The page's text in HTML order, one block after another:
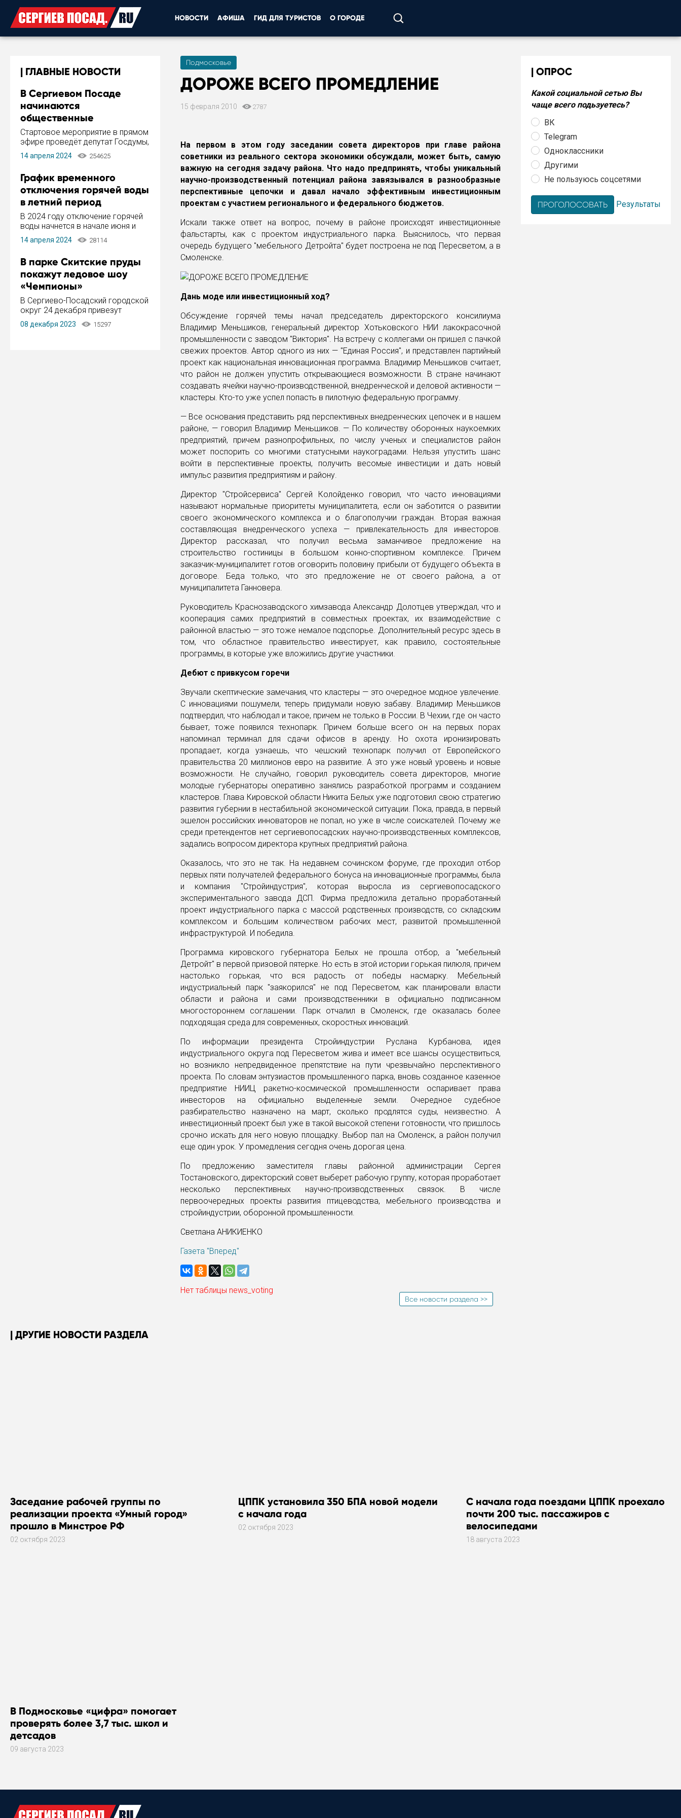
НОВОСТИ АФИША ГИД ДЛЯ ТУРИСТОВ О ГОРОДЕ
ГЛАВНЫЕ НОВОСТИ
В Сергиевом Посаде
начинаются
общественные
обсуждения Стратегии
развития города
Стартовое мероприятие в прямом
эфире проведёт депутат Госдумы,
инициатор и автор Концепции
развития Сергиева Посада и
Пахомов.
14 апреля 2024 254625
График временного
отключения горячей воды
в летний период
В 2024 году отключение горячей
воды начнется в начале июня и
завершится в конце августа.
Период отключения составит не
14 апреля 2024 28114
В парке Скитские пруды
покажут ледовое шоу
«Чемпионы»
В Сергиево-Посадский городской
округ 24 декабря привезут
ледовый тур «Чемпионы»
заслуженного мастера спорта,
08 декабря 2023 15297
Подмосковье
ДОРОЖЕ ВСЕГО ПРОМЕДЛЕНИЕ
15 февраля 2010 2787
На первом в этом году заседании совета директоров при главе района
советники из реального сектора экономики обсуждали, может быть, самую
важную на сегодня задачу района. Что надо предпринять, чтобы уникальный
научно-производственный потенциал района завязывался в разнообразные
перспективные цепочки и давал начало эффективным инвестиционным
проектам с участием регионального и федерального бюджетов.
Искали также ответ на вопрос, почему в районе происходят инвестиционные
фальстарты, как с проектом индустриального парка. Выяснилось, что первая
очередь будущего "мебельного Детройта" будет построена не под Пересветом, а в
Смоленске.
Дань моде или инвестиционный ход?
Обсуждение горячей темы начал председатель директорского консилиума
Владимир Меньшиков, генеральный директор Хотьковского НИИ лакокрасочной
промышленности с заводом "Виктория". На встречу с коллегами он пришел с пачкой
свежих проектов. Автор одного из них — "Единая Россия", и представлен партийный
проект как национальная инновационная программа. Владимир Меньшиков считает,
что район не должен упустить открывающиеся возможности. В стране начинают
создавать ячейки научно-производственной, внедренческой и деловой активности —
кластеры. Кто-то уже успел попасть в пилотную федеральную программу.
— Все основания представить ряд перспективных внедренческих цепочек и в нашем
районе, — говорил Владимир Меньшиков. — По количеству оборонных наукоемких
предприятий, причем разнопрофильных, по числу ученых и специалистов район
может поспорить со многими статусными наукоградами. Нельзя упустить шанс
войти в перспективные проекты, получить весомые инвестиции и дать новый
импульс развития предприятиям и району.
Директор "Стройсервиса" Сергей Колойденко говорил, что часто инновациями
называют нормальные приоритеты муниципалитета, если он заботится о развитии
своего экономического комплекса и о благополучии граждан. Вторая важная
составляющая внедренческого успеха — привлекательность для инвесторов.
Директор рассказал, что получил весьма заманчивое предложение на
строительство гостиницы в большом конно-спортивном комплексе. Причем
заказчик-муниципалитет готов оговорить половину прибыли от будущего объекта в
договоре. Беда только, что это предложение не от своего района, а от
муниципалитета Ганновера.
Руководитель Краснозаводского химзавода Александр Долотцев утверждал, что и
кооперация самих предприятий в совместных проектах, их взаимодействие с
районной властью — это тоже немалое подспорье. Дополнительный ресурс здесь в
том, что областное правительство инвестирует, как правило, состоятельные
программы, в которые уже вложились другие участники.
Дебют с привкусом горечи
Звучали скептические замечания, что кластеры — это очередное модное увлечение.
С инновациями пошумели, теперь придумали новую забаву. Владимир Меньшиков
подтвердил, что наблюдал и такое, причем не только в России. В Чехии, где он часто
бывает, тоже появился технопарк. Причем больше всего он на первых порах
напоминал терминал для сдачи офисов в аренду. Но охота иронизировать
пропадает, когда узнаешь, что чешский технопарк получил от Европейского
правительства 20 миллионов евро на развитие. А это уже новый уровень и новые
возможности. Не случайно, говорил руководитель совета директоров, многие
молодые губернаторы оперативно занялись разработкой программ и созданием
кластеров. Глава Кировской области Никита Белых уже подготовил свою стратегию
развития губернии в нестабильной экономической ситуации. Пока, правда, в первый
эшелон российских инноваторов не попал, но уже в числе соискателей. Почему же
среди претендентов нет сергиевопосадских научно-производственных комплексов,
задались вопросом директора крупных предприятий района.
Оказалось, что это не так. На недавнем сочинском форуме, где проходил отбор
первых пяти получателей федерального бонуса на инновационные программы, была
и компания "Стройиндустрия", которая выросла из сергиевопосадского
экспериментального завода ДСП. Фирма предложила детально проработанный
проект индустриального парка с массой родственных производств, со складским
комплексом и большим количеством рабочих мест, развитой промышленной
инфраструктурой. И победила.
Программа кировского губернатора Белых не прошла отбор, а "мебельный
Детройт" в первой призовой пятерке. Но есть в этой истории горькая пилюля, причем
настолько горькая, что вся радость от победы насмарку. Мебельный
индустриальный парк "заякорился" не под Пересветом, как планировали власти
области и района и сами производственники в официально подписанном
многостороннем соглашении. Парк отчалил в Смоленск, где оказалась более
подходящая среда для современных, скоростных инноваций.
По информации президента Стройиндустрии Руслана Курбанова, идея
индустриального округа под Пересветом жива и имеет все шансы осуществиться,
но возникло непредвиденное препятствие на пути чрезвычайно перспективного
проекта. По словам энтузиастов промышленного парка, вновь созданное казенное
предприятие НИИЦ ракетно-космической промышленности оспаривает права
инвесторов на официально выделенные земли. Очередное судебное
разбирательство назначено на март, сколько продлятся суды, неизвестно. А
инвестиционный проект был уже в такой высокой степени готовности, что пришлось
срочно искать для него новую площадку. Выбор пал на Смоленск, а район получил
еще один урок. У промедления сегодня очень дорогая цена.
По предложению заместителя главы районной администрации Сергея
Тостановского, директорский совет выберет рабочую группу, которая проработает
несколько перспективных научно-производственных связок. В числе
первоочередных проекты развития птицеводства, мебельного производства и
стройиндустрии, оборонной промышленности.
Светлана АНИКИЕНКО
Газета "Вперед"
Нет таблицы news_voting
Все новости раздела >>
ОПРОС
Какой социальной сетью Вы
чаще всего подьзуетесь?
ВК
Telegram
Одноклассники
Другими
Не пользуюсь соцсетями
Результаты
ДРУГИЕ НОВОСТИ РАЗДЕЛА
Заседание рабочей группы по
реализации проекта «Умный город»
прошло в Минстрое РФ
02 октября 2023
ЦППК установила 350 БПА новой модели
с начала года
02 октября 2023
С начала года поездами ЦППК проехало
почти 200 тыс. пассажиров с
велосипедами
18 августа 2023
В Подмосковье «цифра» помогает
проверять более 3,7 тыс. школ и
детсадов
09 августа 2023